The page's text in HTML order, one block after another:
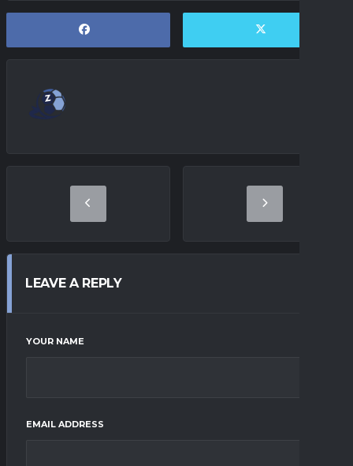
LEAVE A REPLY
YOUR NAME
EMAIL ADDRESS